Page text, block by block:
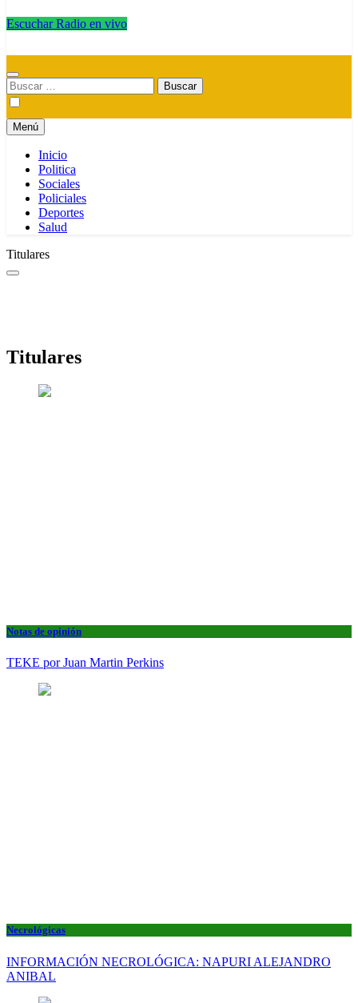
Escuchar Radio en vivo
Buscar:
Menú
Inicio
Politica
Sociales
Policiales
Deportes
Salud
Titulares
Titulares
Notas de opinión
TEKE por Juan Martin Perkins
Necrológicas
INFORMACIÓN NECROLÓGICA: NAPURI ALEJANDRO
ANIBAL